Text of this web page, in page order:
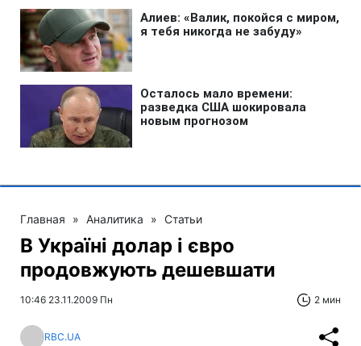
Главная » Аналитика » Статьи
В Україні долар і євро
продовжують дешевшати
10:46 23.11.2009 Пн 2 мин
RBC.UA